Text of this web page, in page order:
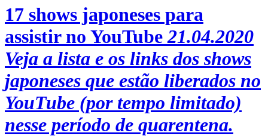
17 shows japoneses para
assistir no YouTube 21.04.2020
Veja a lista e os links dos shows
japoneses que estão liberados no
YouTube (por tempo limitado)
nesse período de quarentena.